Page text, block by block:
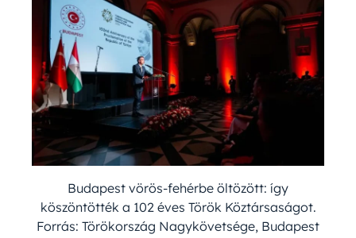
Budapest vörös-fehérbe öltözött: így
köszöntötték a 102 éves Török Köztársaságot.
Forrás: Törökország Nagykövetsége, Budapest